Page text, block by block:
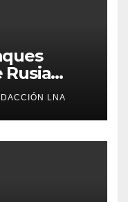
Rusia
tensión
LNA